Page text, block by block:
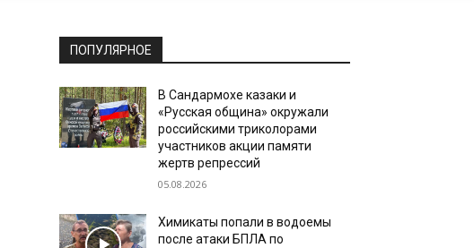
ПОПУЛЯРНОЕ
В Сандармохе казаки и
«Русская община» окружали
российскими триколорами
участников акции памяти
жертв репрессий
05.08.2026
Химикаты попали в водоемы
после атаки БПЛА по